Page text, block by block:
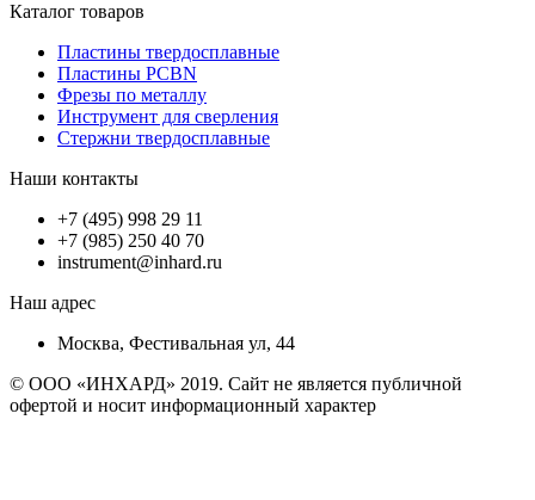
Каталог товаров
Пластины твердосплавные
Пластины PCBN
Фрезы по металлу
Инструмент для сверления
Стержни твердосплавные
Наши контакты
+7 (495) 998 29 11
+7 (985) 250 40 70
instrument@inhard.ru
Наш адрес
Москва, Фестивальная ул, 44
© ООО «ИНХАРД» 2019. Сайт не является публичной
офертой и носит информационный характер